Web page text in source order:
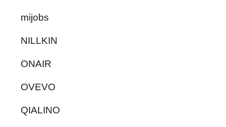
mijobs
NILLKIN
ONAIR
OVEVO
QIALINO